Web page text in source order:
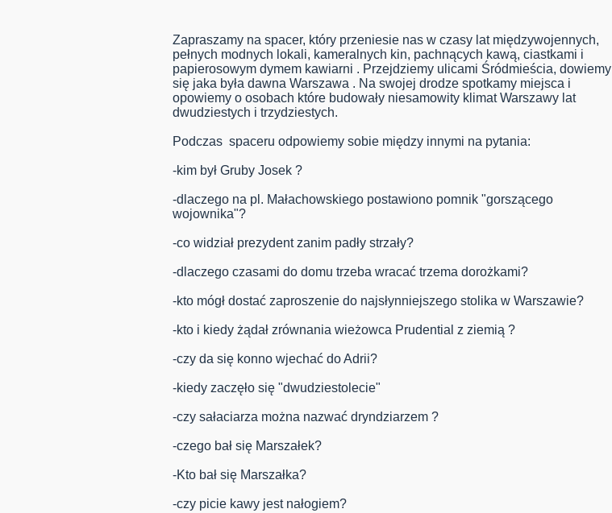
Zapraszamy na spacer, który przeniesie nas w czasy lat międzywojennych,
pełnych modnych lokali, kameralnych kin, pachnących kawą, ciastkami i
papierosowym dymem kawiarni . Przejdziemy ulicami Śródmieścia, dowiemy
się jaka była dawna Warszawa . Na swojej drodze spotkamy miejsca i
opowiemy o osobach które budowały niesamowity klimat Warszawy lat
dwudziestych i trzydziestych.
Podczas spaceru odpowiemy sobie między innymi na pytania:
-kim był Gruby Josek ?
-dlaczego na pl. Małachowskiego postawiono pomnik "gorszącego
wojownika"?
-co widział prezydent zanim padły strzały?
-dlaczego czasami do domu trzeba wracać trzema dorożkami?
-kto mógł dostać zaproszenie do najsłynniejszego stolika w Warszawie?
-kto i kiedy żądał zrównania wieżowca Prudential z ziemią ?
-czy da się konno wjechać do Adrii?
-kiedy zaczęło się "dwudziestolecie"
-czy sałaciarza można nazwać dryndziarzem ?
-czego bał się Marszałek?
-Kto bał się Marszałka?
-czy picie kawy jest nałogiem?